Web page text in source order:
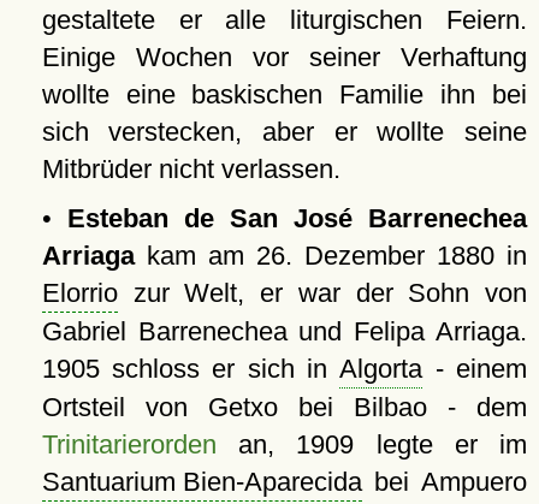
gestaltete er alle liturgischen Feiern.
Einige Wochen vor seiner Verhaftung
wollte eine baskischen Familie ihn bei
sich verstecken, aber er wollte seine
Mitbrüder nicht verlassen.
• Esteban de San José Barrenechea
Arriagakam am 26. Dezember 1880 in
Elorriozur Welt, er war der Sohn von
Gabriel Barrenechea und Felipa Arriaga.
1905 schloss er sich inAlgorta- einem
Ortsteil von Getxo bei Bilbao - dem
Trinitarierorden an, 1909 legte er im
Santuarium Bien-Aparecidabei Ampuero